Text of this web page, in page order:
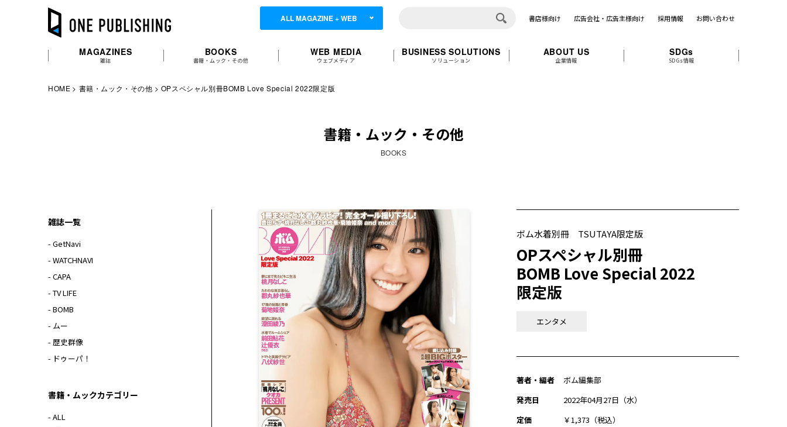
ALL MAGAZINE + WEB 書店様向け 広告会社・広告主様向け 採用情報 お問い合わせ
MAGAZINES
雑誌
BOOKS
書籍・ムック・その他
WEB MEDIA
ウェブメディア
BUSINESS SOLUTIONS
ソリューション
ABOUT US
企業情報
SDGs
SDGs情報
HOME 書籍・ムック・その他 OPスペシャル別冊BOMB Love Special 2022限定版
書籍・ムック・その他
BOOKS
ボム水着別冊 TSUTAYA限定版
OPスペシャル別冊
BOMB Love Special 2022
限定版
エンタメ
著者・編者
ボム編集部
発売日
2022年04月27日（水）
定価
￥1,373（税込）
雑誌一覧
- GetNavi
- WATCHNAVI
- CAPA
- TV LIFE
- BOMB
- ムー
- 歴史群像
- ドゥーパ！
書籍・ムックカテゴリー
- ALL